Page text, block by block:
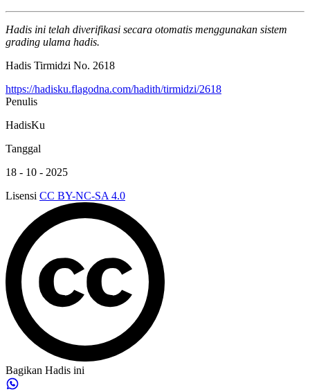
Hadis ini telah diverifikasi secara otomatis menggunakan sistem
grading ulama hadis.
Hadis Tirmidzi No. 2618
https://hadisku.flagodna.com/hadith/tirmidzi/2618
Penulis
HadisKu
Tanggal
18 - 10 - 2025
Lisensi CC BY-NC-SA 4.0
Bagikan Hadis ini